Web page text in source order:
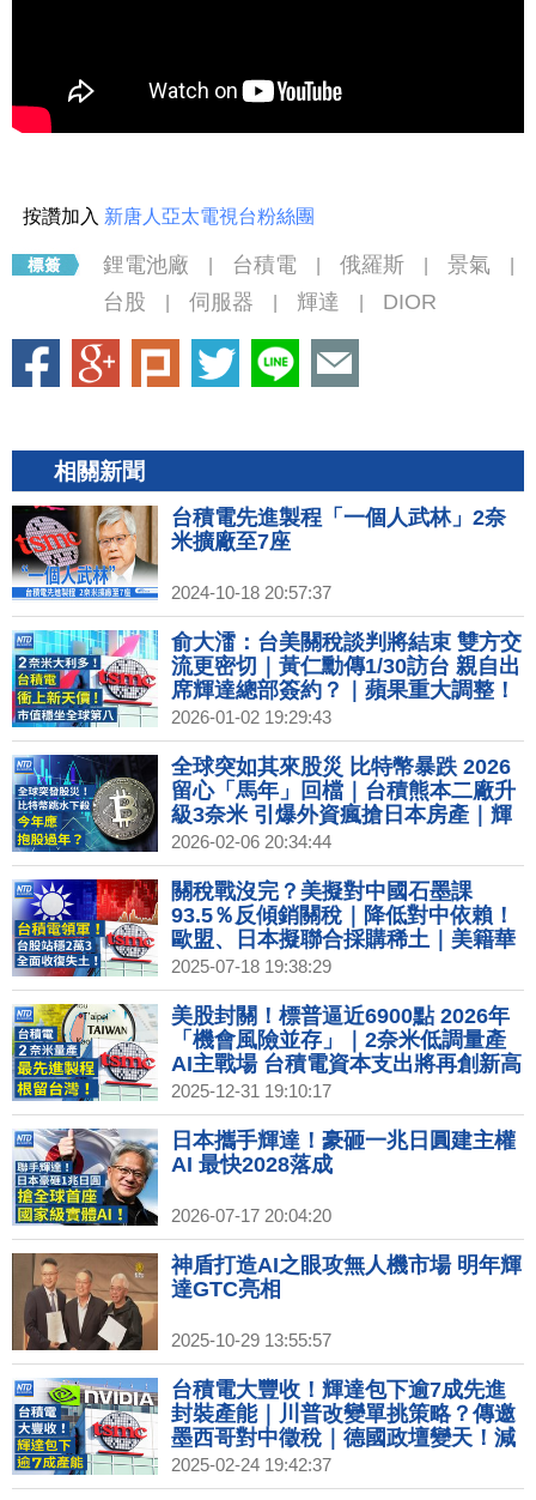
按讚加入 新唐人亞太電視台粉絲團
鋰電池廠 台積電 俄羅斯 景氣
台股 伺服器 輝達 DIOR
相關新聞
台積電先進製程「一個人武林」2奈
米擴廠至7座
2024-10-18 20:57:37
俞大㵢：台美關稅談判將結束 雙方交
流更密切｜黃仁勳傳1/30訪台 親自出
席輝達總部簽約？｜蘋果重大調整！
2026年或不發表iPhone 18｜2026超
級獨角獸IPO潮！SpaceX、OpenAI
拚兆元身價
2026-01-02 19:29:43
全球突如其來股災 比特幣暴跌 2026
留心「馬年」回檔｜台積熊本二廠升
級3奈米 引爆外資瘋搶日本房產｜輝
達北士科權利金122億 北市府：最快
11日簽約｜時尚之都的冬季奧運 代表
隊服展現各國時尚力
2026-02-06 20:34:44
關稅戰沒完？美擬對中國石墨課
93.5％反傾銷關稅｜降低對中依賴！
歐盟、日本擬聯合採購稀土｜美籍華
裔高管遭限制出境！富國銀行暫停員
工赴中｜Uber斥資逾3億美元 打入無
人計程車戰局
2025-07-18 19:38:29
美股封關！標普逼近6900點 2026年
「機會風險並存」｜2奈米低調量產
AI主戰場 台積電資本支出將再創新高
｜新車暨新能源車大展 油電混合、純
電比拼 2026買氣回溫｜2026降息？
聯準會官員分歧 1月降息機率降至
15%
2025-12-31 19:10:17
日本攜手輝達！豪砸一兆日圓建主權
AI 最快2028落成
2026-07-17 20:04:20
神盾打造AI之眼攻無人機市場 明年輝
達GTC亮相
2025-10-29 13:55:57
台積電大豐收！輝達包下逾7成先進
封裝產能｜川普改變單挑策略？傳邀
墨西哥對中徵稅｜德國政壇變天！減
稅改革、能源政策受矚｜蘋果首喊返
美生產！ iPhone價格漲定了？
2025-02-24 19:42:37